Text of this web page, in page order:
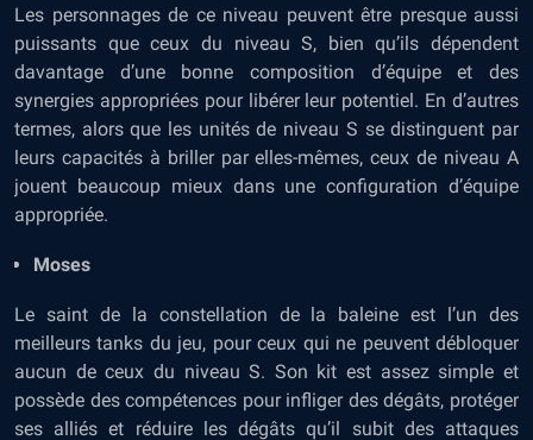
Les personnages de ce niveau peuvent être presque aussi
puissants que ceux du niveau S, bien qu’ils dépendent
davantage d’une bonne composition d’équipe et des
synergies appropriées pour libérer leur potentiel. En d’autres
termes, alors que les unités de niveau S se distinguent par
leurs capacités à briller par elles-mêmes, ceux de niveau A
jouent beaucoup mieux dans une configuration d’équipe
appropriée.
Moses
Le saint de la constellation de la baleine est l’un des
meilleurs tanks du jeu, pour ceux qui ne peuvent débloquer
aucun de ceux du niveau S. Son kit est assez simple et
possède des compétences pour infliger des dégâts, protéger
ses alliés et réduire les dégâts qu’il subit des attaques